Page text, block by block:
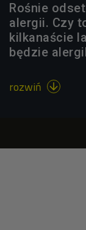
Rośnie
alergii. Czy
kilkanaście
będzie
rozwiń 